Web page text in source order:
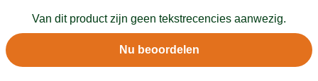
Van dit product zijn geen tekstrecencies aanwezig.
Nu beoordelen